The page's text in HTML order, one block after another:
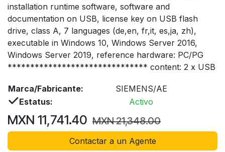
installation runtime software, software and
documentation on USB, license key on USB flash
drive, class A, 7 languages (de,en, fr,it, es,ja, zh),
executable in Windows 10, Windows Server 2016,
Windows Server 2019, reference hardware: PC/PG
******************************* content: 2 x USB
Marca/Fabricante:
SIEMENS/AE
Estatus:
Activo
MXN 11,741.40 MXN21,348.00
Contactar a un Agente